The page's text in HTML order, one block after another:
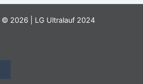
2026 | LG Ultralauf 2024